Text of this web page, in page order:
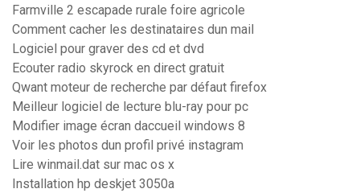
Farmville 2 escapade rurale foire agricole
Comment cacher les destinataires dun mail
Logiciel pour graver des cd et dvd
Ecouter radio skyrock en direct gratuit
Qwant moteur de recherche par défaut firefox
Meilleur logiciel de lecture blu-ray pour pc
Modifier image écran daccueil windows 8
Voir les photos dun profil privé instagram
Lire winmail.dat sur mac os x
Installation hp deskjet 3050a